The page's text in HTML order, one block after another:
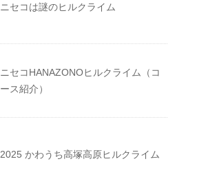
ニセコは謎のヒルクライム
ニセコHANAZONOヒルクライム（コ
ース紹介）
2025 かわうち高塚高原ヒルクライム